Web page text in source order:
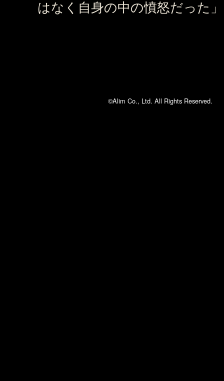
はなく自身の中の憤怒だった
©Alim Co., Ltd. All Rights Reserved.